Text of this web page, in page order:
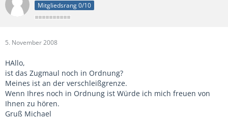
Mitgliedsrang 0/10
5. November 2008
HAllo,
ist das Zugmaul noch in Ordnung?
Meines ist an der verschleißgrenze.
Wenn Ihres noch in Ordnung ist Würde ich mich freuen von
Ihnen zu hören.
Gruß Michael